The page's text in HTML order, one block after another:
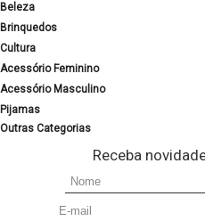
Beleza
Brinquedos
Cultura
Acessório Feminino
Acessório Masculino
Pijamas
Outras Categorias
Receba